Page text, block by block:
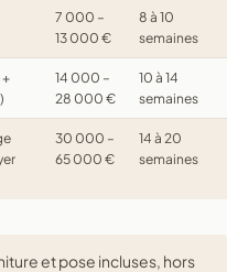
7 000 –
13 000 €
8 à 10
semaines
14 000 –
28 000 €
10 à 14
semaines
30 000 –
65 000 €
14 à 20
semaines
et pose incluses, hors